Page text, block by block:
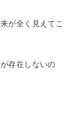
が全く見えてこ
存在しないの